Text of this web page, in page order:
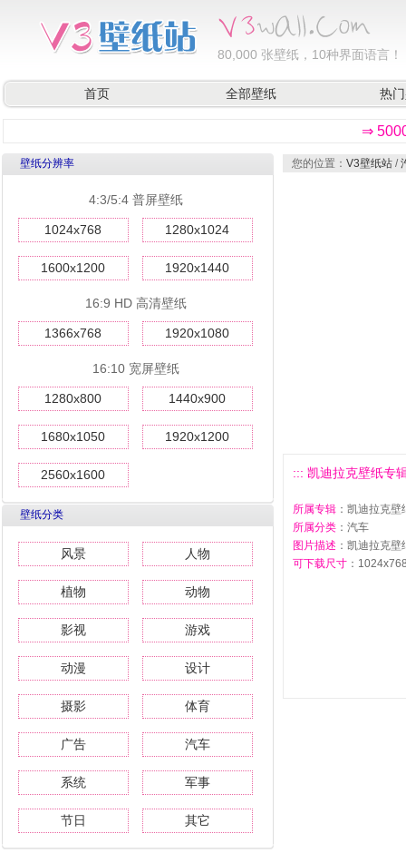
80,000 张壁纸，10种界面语言！
首页 全部壁纸 热
⇒
壁纸分辨率
4:3/5:4 普屏壁纸
1024x768 1280x1024
1600x1200 1920x1440
16:9 HD 高清壁纸
1366x768 1920x1080
16:10 宽屏壁纸
1280x800 1440x900
1680x1050 1920x1200
2560x1600
壁纸分类
风景 人物
植物 动物
影视 游戏
动漫 设计
摄影 体育
广告 汽车
系统 军事
节日 其它
您的位置： V3壁纸站 /
::: 凯迪拉克壁纸专
所属专辑 ：凯迪拉克
所属分类 ：汽车
图片描述 ：凯迪拉克
可下载尺寸 ：